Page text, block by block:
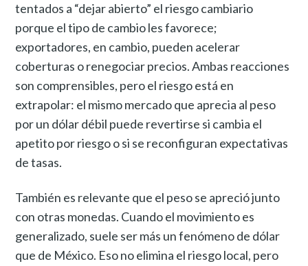
tentados a “dejar abierto” el riesgo cambiario
porque el tipo de cambio les favorece;
exportadores, en cambio, pueden acelerar
coberturas o renegociar precios. Ambas reacciones
son comprensibles, pero el riesgo está en
extrapolar: el mismo mercado que aprecia al peso
por un dólar débil puede revertirse si cambia el
apetito por riesgo o si se reconfiguran expectativas
de tasas.
También es relevante que el peso se apreció junto
con otras monedas. Cuando el movimiento es
generalizado, suele ser más un fenómeno de dólar
que de México. Eso no elimina el riesgo local, pero